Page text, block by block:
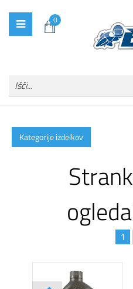
0
Kategorije izdelkov
1